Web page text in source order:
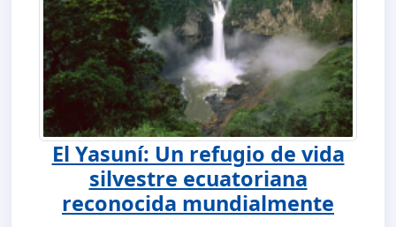
El Yasuní: Un refugio de vida
silvestre ecuatoriana
reconocida mundialmente